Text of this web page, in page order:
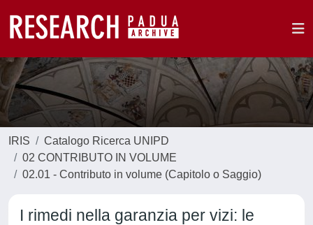
IRIS
Catalogo Ricerca UNIPD
02 CONTRIBUTO IN VOLUME
02.01 - Contributo in volume (Capitolo o Saggio)
I rimedi nella garanzia per vizi: le